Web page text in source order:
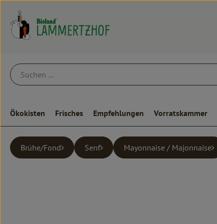
Ökokisten Frisches Empfehlungen Vorratskammer
Brühe/Fond Senf Mayonnaise / Majonnaise